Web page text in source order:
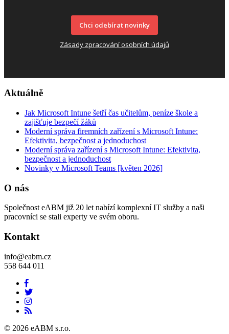
Chci odebírat novinky
Zásady zpracování osobních údajů
Aktuálně
Jak Microsoft Intune šetří čas učitelům, peníze škole a
zajišťuje bezpečí žáků
Moderní správa firemních zařízení s Microsoft Intune:
Efektivita, bezpečnost a jednoduchost
Moderní správa zařízení s Microsoft Intune: Efektivita,
bezpečnost a jednoduchost
Novinky v Microsoft Teams [květen 2026]
O nás
Společnost eABM již 20 let nabízí komplexní IT služby a naši
pracovníci se stali experty ve svém oboru.
Kontakt
info@eabm.cz
558 644 011
© 2026 eABM s.r.o.